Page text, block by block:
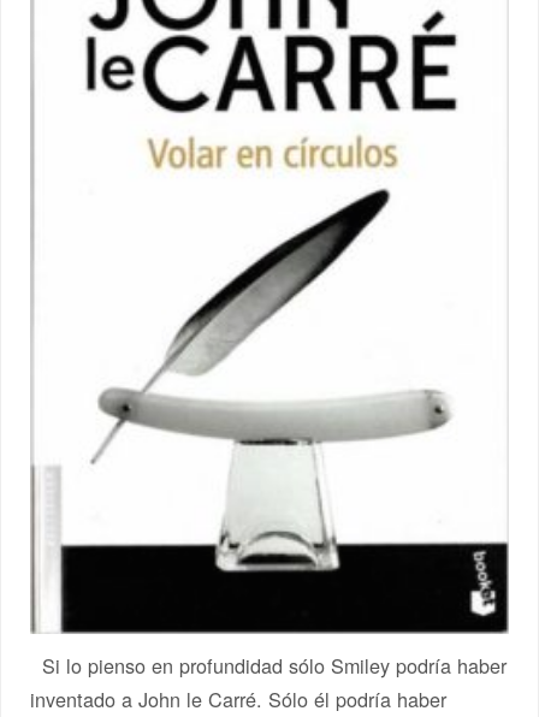
Si lo pienso en profundidad sólo Smiley podría haber
inventado a John le Carré. Sólo él podría haber